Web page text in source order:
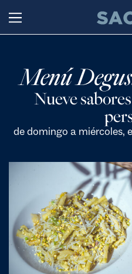
Grupo
Menú
Nueve
de domingo a miércoles,